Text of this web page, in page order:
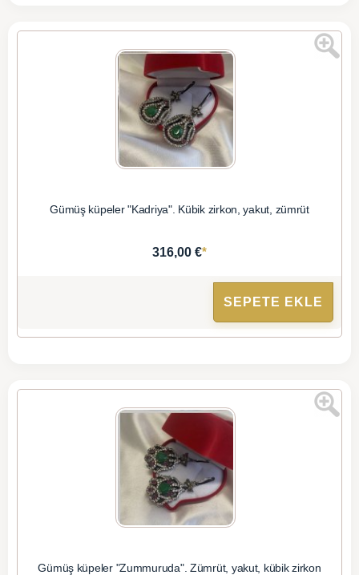
Gümüş küpeler "Kadriya". Kübik zirkon, yakut, zümrüt
316,00 €*
SEPETE EKLE
Gümüş küpeler "Zummuruda". Zümrüt, yakut, kübik zirkon